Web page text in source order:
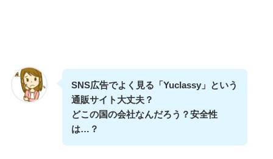
SNS広告でよく見る「Yuclassy」という
通販サイト大丈夫？
どこの国の会社なんだろう？安全性
は…？